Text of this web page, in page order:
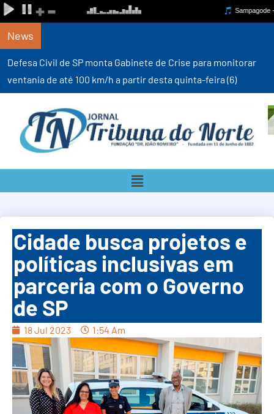
News
Defesa Civil de SP monta Gabinete de Crise para monitorar
ventania de até 100 km/h a partir desta quinta-feira (6)
Cidade busca projetos e
políticas inclusivas em
parceria com o Governo
de SP
18 Jul 2023 1:54 Am